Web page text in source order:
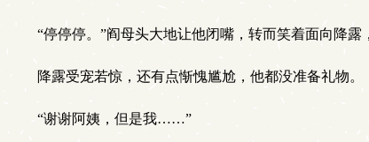
“停停停。”阎母头大地让他闭嘴，转而笑着面向降
降露受宠若惊，还有点惭愧尴尬，他都没准备礼物。
“谢谢阿姨，但是我……”